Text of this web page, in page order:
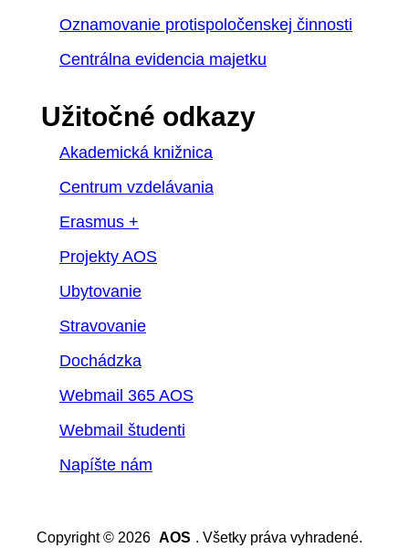
Oznamovanie protispoločenskej činnosti
Centrálna evidencia majetku
Užitočné odkazy
Akademická knižnica
Centrum vzdelávania
Erasmus +
Projekty AOS
Ubytovanie
Stravovanie
Dochádzka
Webmail 365 AOS
Webmail študenti
Napíšte nám
Copyright © 2026 AOS . Všetky práva vyhradené.